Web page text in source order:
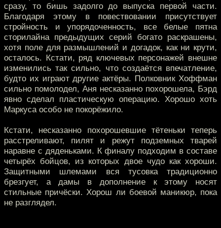
сразу, то бишь задолго до выпуска первой части.
Благодаря этому в повествовании присутствует
стройность и упорядоченность, все белые пятна
сторилайна предыдущих серий богато раскрашены,
хотя поле для размышлений и догадок, как ни крути,
осталось. Кстати, ряд ключевых персонажей внешне
изменились так сильно, что создаётся впечатление,
будто их играют другие актёры. Полковник Хоффман
сильно помолодел, Аня несказанно похорошела, Бэрд
явно сделал пластическую операцию. Хорошо хоть
Маркуса особо не покорёжило.
Кстати, несказанно похорошевшие тётеньки теперь
расстреливают, пилят и режут подземных тварей
наравне с дяденьками. К финалу подходим в составе
четырёх бойцов, из которых двое чудо как хороши.
Защитными шлемами вся тусовка традиционно
брезгует, а дамы в дополнение к этому носят
стильные причёски. Хорош ли боевой маникюр, пока
не разглядел.